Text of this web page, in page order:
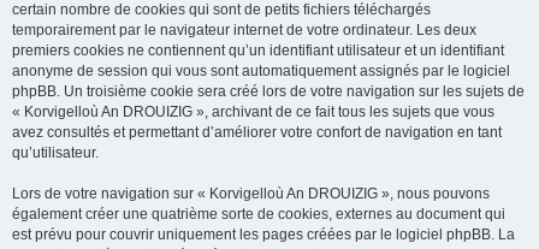
certain nombre de cookies qui sont de petits fichiers téléchargés
temporairement par le navigateur internet de votre ordinateur. Les deux
premiers cookies ne contiennent qu’un identifiant utilisateur et un identifiant
anonyme de session qui vous sont automatiquement assignés par le logiciel
phpBB. Un troisième cookie sera créé lors de votre navigation sur les sujets de
« Korvigelloù An DROUIZIG », archivant de ce fait tous les sujets que vous
avez consultés et permettant d’améliorer votre confort de navigation en tant
qu’utilisateur.
Lors de votre navigation sur « Korvigelloù An DROUIZIG », nous pouvons
également créer une quatrième sorte de cookies, externes au document qui
est prévu pour couvrir uniquement les pages créées par le logiciel phpBB. La